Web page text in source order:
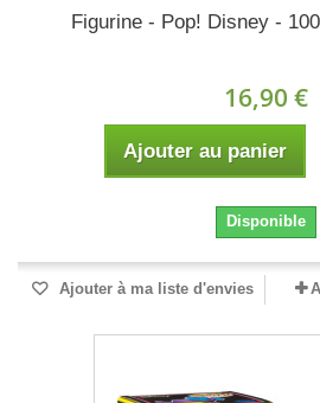
Figurine - Pop! Disney -
16,90 €
Ajouter au panier
Disponible
Ajouter à ma liste d'envies